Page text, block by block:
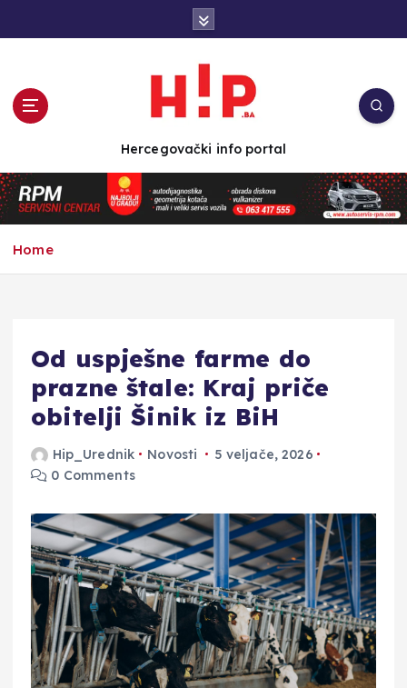
n
t
e
Hercegovački info portal
Home
Od uspješne farme do
prazne štale: Kraj priče
obitelji Šinik iz BiH
Hip_Urednik Novosti
5 veljače, 2026
0 Comments